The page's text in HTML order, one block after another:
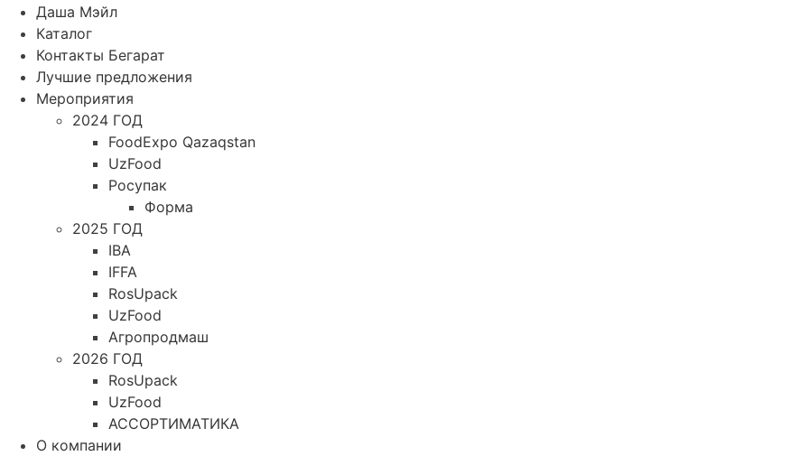
Даша Мэйл
Каталог
Контакты Бегарат
Лучшие предложения
Мероприятия
2024 ГОД
FoodExpo Qazaqstan
UzFood
Росупак
Форма
2025 ГОД
IBA
IFFA
RosUpack
UzFood
Агропродмаш
2026 ГОД
RosUpack
UzFood
АССОРТИМАТИКА
О компании